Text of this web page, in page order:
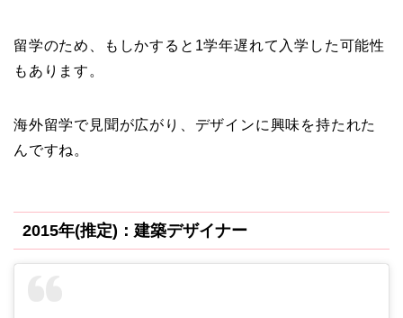
留学のため、もしかすると1学年遅れて入学した可能性
もあります。
海外留学で見聞が広がり、デザインに興味を持たれた
んですね。
2015年(推定)：建築デザイナー